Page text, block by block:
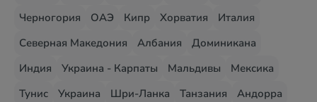
Черногория
ОАЭ Кипр Хорватия
Италия
Северная Македония
Албания
Доминикана
Индия
Украина - Карпаты Мальдивы
Мексика
Тунис
Украина Шри-Ланка Танзания
Андорра